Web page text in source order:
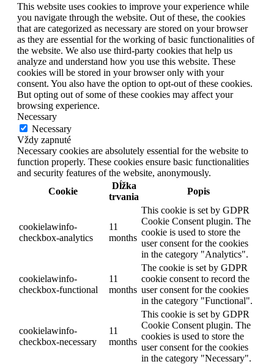
This website uses cookies to improve your experience while
you navigate through the website. Out of these, the cookies
that are categorized as necessary are stored on your browser
as they are essential for the working of basic functionalities of
the website. We also use third-party cookies that help us
analyze and understand how you use this website. These
cookies will be stored in your browser only with your
consent. You also have the option to opt-out of these cookies.
But opting out of some of these cookies may affect your
browsing experience.
Necessary
Necessary
Vždy zapnuté
Necessary cookies are absolutely essential for the website to
function properly. These cookies ensure basic functionalities
and security features of the website, anonymously.
Cookie
Dĺžka
trvania
Popis
cookielawinfo-
checkbox-analytics
11
months
This cookie is set by GDPR
Cookie Consent plugin. The
cookie is used to store the
user consent for the cookies
in the category "Analytics".
cookielawinfo-
checkbox-functional
11
months
The cookie is set by GDPR
cookie consent to record the
user consent for the cookies
in the category "Functional".
cookielawinfo-
checkbox-necessary
11
months
This cookie is set by GDPR
Cookie Consent plugin. The
cookies is used to store the
user consent for the cookies
in the category "Necessary".